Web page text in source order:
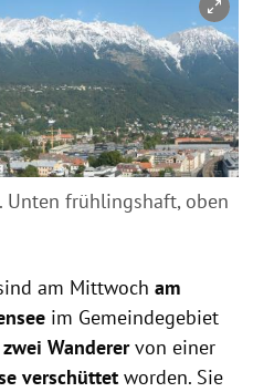
schließen
Unten frühlingshaft, oben
am Mittwoch am
im Gemeindegebiet
zwei Wanderervon einer
verschüttet worden. Sie